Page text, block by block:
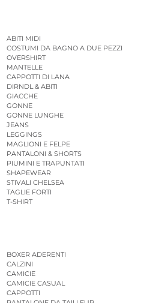
ABITI MIDI
COSTUMI DA BAGNO A DUE PEZZI
OVERSHIRT
MANTELLE
CAPPOTTI DI LANA
DIRNDL & ABITI
GIACCHE
GONNE
GONNE LUNGHE
JEANS
LEGGINGS
MAGLIONI E FELPE
PANTALONI & SHORTS
PIUMINI E TRAPUNTATI
SHAPEWEAR
STIVALI CHELSEA
TAGLIE FORTI
T-SHIRT
BOXER ADERENTI
CALZINI
CAMICIE
CAMICIE CASUAL
CAPPOTTI